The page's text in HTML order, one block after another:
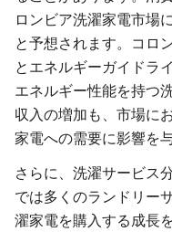
ロンビア洗濯家電市場
と予想されます。コロ
とエネルギーガイドラ
エネルギー性能を持つ
収入の増加も、市場に
家電への需要に影響を
さらに、洗濯サービス
では多くのランドリー
濯家電を購入する成長